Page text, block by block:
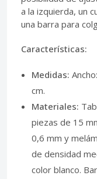
a la izquierda, un
una barra para
Características:
Medidas:
cm.
Materiales:
piezas de 15
0,6 mm y
de densidad
color blanco.